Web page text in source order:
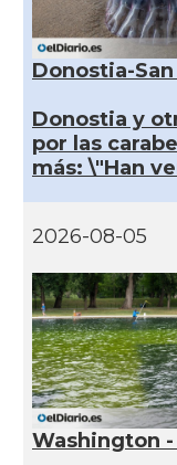
Donostia-
Donostia y
por las
más: \"Han
2026-08-05
Washington